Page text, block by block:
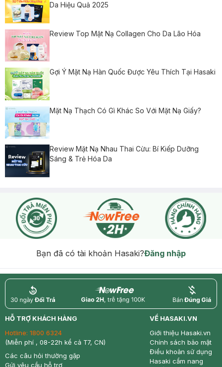
Da Hiệu Quả 2025
Review Top Mặt Nạ Collagen Cho Da Lão Hóa
Gợi Ý Mặt Nạ Hàn Quốc Được Yêu Thích Tại Hasaki
Mặt Nạ Thạch Có Gì Khác So Với Mặt Nạ Giấy?
Review Mặt Nạ Nhau Thai Cừu: Bí Kiếp Dưỡng
Sáng & Trẻ Hóa Da
Bạn đã có tài khoản Hasaki?Đăng nhập
return nowfree price
HỖ TRỢ KHÁCH HÀNG
Hotline: 1800 6324
(Miễn phí , 08-22h kể cả T7, CN)
Các câu hỏi thường gặp
Gửi yêu cầu hỗ trợ
VỀ HASAKI.VN
Giới thiệu Hasaki.vn
Chính sách bảo mật
Điều khoản sử dụng
Hasaki cẩm nang